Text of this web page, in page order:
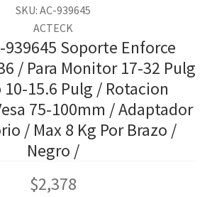
SKU: AC-939645
ACTECK
939645 Soporte Enforce
/ Para Monitor 17-32 Pulg
15.6 Pulg / Rotacion
75-100mm / Adaptador
/ Max 8 Kg Por Brazo /
Negro /
$2,378